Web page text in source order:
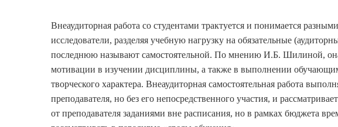
Внеаудиторная работа со студентами трактуется и понимается
исследователи, разделяя учебную нагрузку на обязательные
последнюю называют самостоятельной. По мнению И.Б. Шилиной,
мотивации в изучении дисциплины, а также в выполнении
творческого характера. Внеаудиторная самостоятельная работа
преподавателя, но без его непосредственного участия, и
от преподавателя заданиями вне расписания, но в рамках бюджета